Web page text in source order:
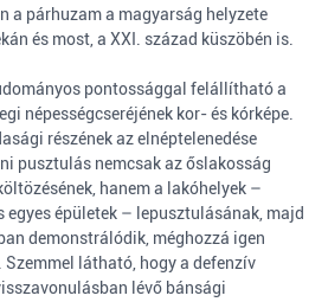
a párhuzam a magyarság helyzete
és most, a XXI. század küszöbén is.
pontossággal felállítható a
népességcseréjének kor- és kórképe.
részének az elnéptelenedése
pusztulás nemcsak az őslakosság
hanem a lakóhelyek –
épületek – lepusztulásának, majd
demonstrálódik, méghozzá igen
látható, hogy a defenzív
lévő bánsági